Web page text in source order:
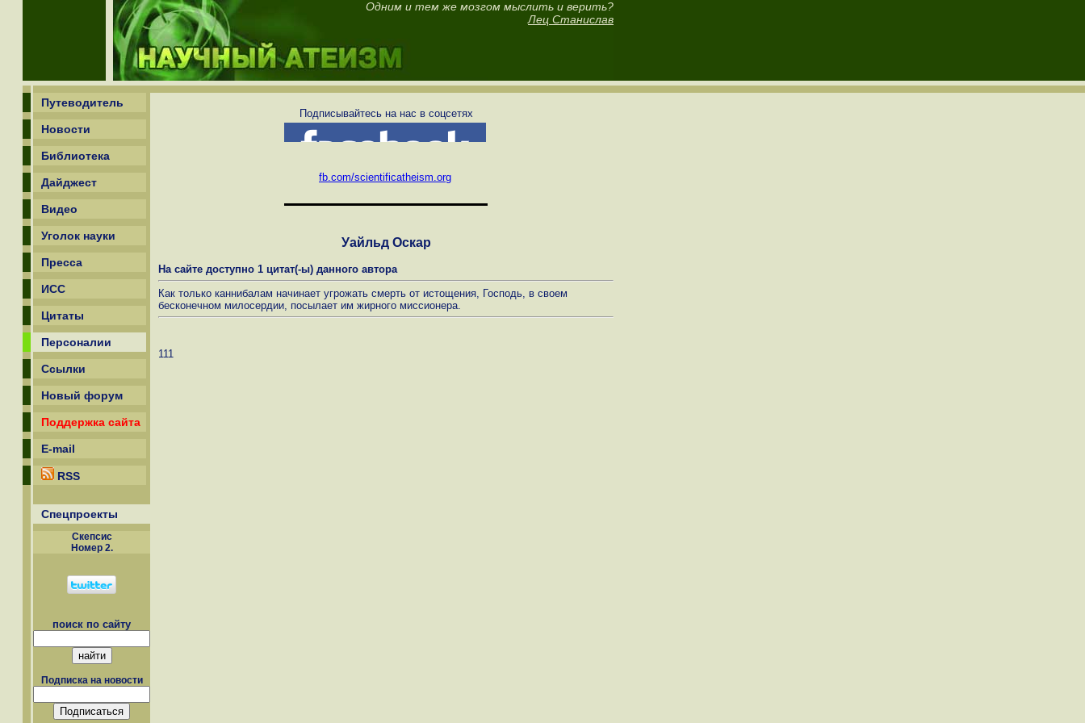
Одним и тем же мозгом мыслить и верить?
Лец Станислав
Путеводитель
Новости
Библиотека
Дайджест
Видео
Уголок науки
Пресса
ИСС
Цитаты
Персоналии
Ссылки
Новый форум
Поддержка сайта
E-mail
RSS
Спецпроекты
Скепсиc
Номер 2.
поиск по сайту
Подписка на новости
Подписывайтесь на нас в соцсетях
fb.com/scientificatheism.org
Уайльд Оскар
На сайте доступно 1 цитат(-ы) данного автора
Как только каннибалам начинает угрожать смерть от истощения, Господь, в своем
бесконечном милосердии, посылает им жирного миссионера.
111